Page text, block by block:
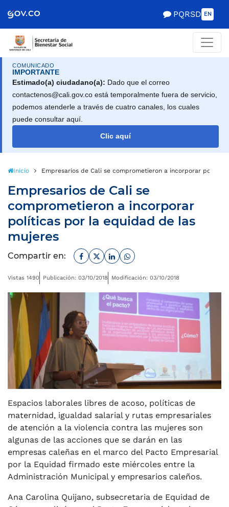
de Gobierno
PQRSD EN
COMUNICADO
IMPORTANTE
Estimado(a) ciudadano(a): Dado que el correo
contactenos@cali.gov.co está temporalmente fuera de servicio,
podemos atenderle a través de cuatro canales, los cuales
puede consultar aquí.
Clic aquí
Inicio Empresarios de Cali se comprometieron a incorporar
Empresarios de Cali se
comprometieron a incorporar
políticas por la equidad de las
mujeres
Compartir en: Facebook
TwitterLinkedinWhatsapp
Vistas 1490 Publicación: 03/10/2018 Modificación: 03/10/2018
Espacios laborales libres de acoso, políticas de
maternidad, igualdad salarial y rutas empresariales
de atención a la violencia contra las mujeres son
algunas de las acciones que se darán en las
empresas caleñas en el marco del Pacto Empresarial
por la Equidad firmado este miércoles entre la
Administración Municipal y empresarios caleños.
Ana Carolina Quijano, subsecretaria de Equidad de